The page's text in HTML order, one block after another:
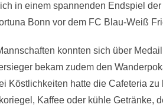
in einem spannenden Endspiel
Bonn vor dem FC Blau-Weiß
konnten sich über
bekam zudem den
Köstlichkeiten hatte die Cafeteria
Kaffee oder kühle Getränke,